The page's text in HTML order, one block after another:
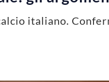
italiano.